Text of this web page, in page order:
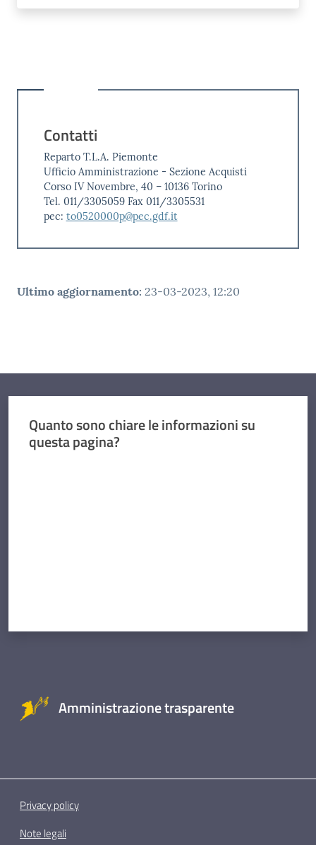
Contatti
Reparto T.L.A. Piemonte
Ufficio Amministrazione - Sezione Acquisti
Corso IV Novembre, 40 – 10136 Torino
Tel. 011/3305059 Fax 011/3305531
pec: to0520000p@pec.gdf.it
Ultimo aggiornamento: 23-03-2023, 12:20
Quanto sono chiare le informazioni su
questa pagina?
Amministrazione trasparente
Privacy policy
Note legali